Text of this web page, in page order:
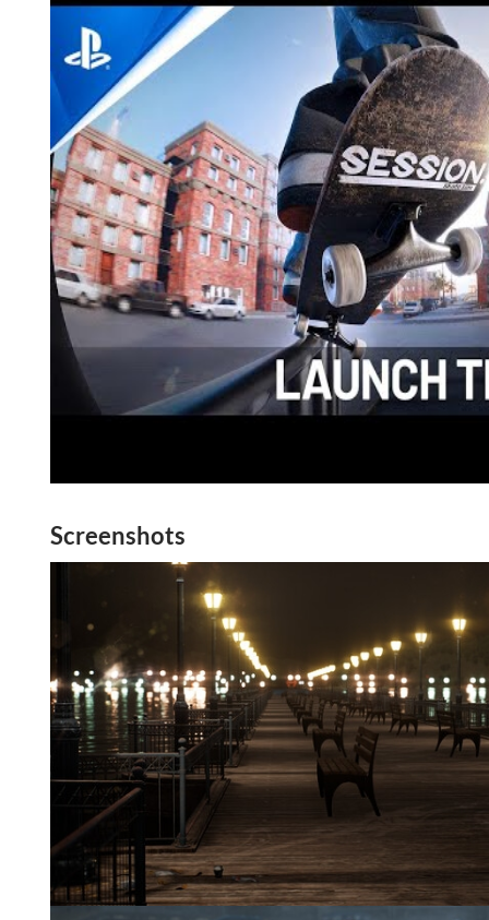
Screenshots